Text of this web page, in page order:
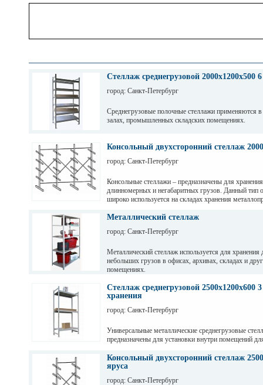
Стеллаж среднегрузовой 2000х1200х500
город: Санкт-Петербург
Среднегрузовые полочные стеллажи применяются
залах, промышленных складских помещениях.
зависимости от длины. Полочные стеллажи состоят
краской. Уровни хранения могут регулировать по
Консольный двухсторонний стеллаж
город: Санкт-Петербург
Консольные стеллажи – предназначены для хранения
длинномерных и негабаритных грузов. Данный тип
широко используется на складах хранения
Металлический стеллаж
город: Санкт-Петербург
Металлический стеллаж используется для хранения
небольших грузов в офисах, архивах, складах и
помещениях.
Стеллаж среднегрузовой 2500х1200х600
хранения
город: Санкт-Петербург
Универсальные металлические среднегрузовые
предназначены для установки внутри помещений
промышленных предприятиях.
Консольный двухсторонний стеллаж
яруса
город: Санкт-Петербург